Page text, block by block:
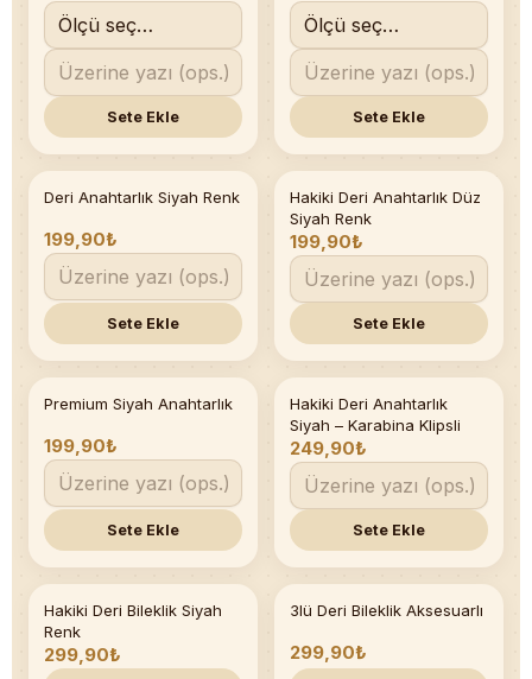
Sete Ekle Sete Ekle
Son 3 adet
Deri Anahtarlık Siyah Renk
199,90₺
Sete Ekle
Hakiki Deri Anahtarlık Düz
Siyah Renk
199,90₺
Sete Ekle
Premium Siyah Anahtarlık
199,90₺
Sete Ekle
Hakiki Deri Anahtarlık
Siyah – Karabina Klipsli
249,90₺
Sete Ekle
Son 5 adet
Hakiki Deri Bileklik Siyah
Renk
299,90₺
3lü Deri Bileklik Aksesuarlı
299,90₺